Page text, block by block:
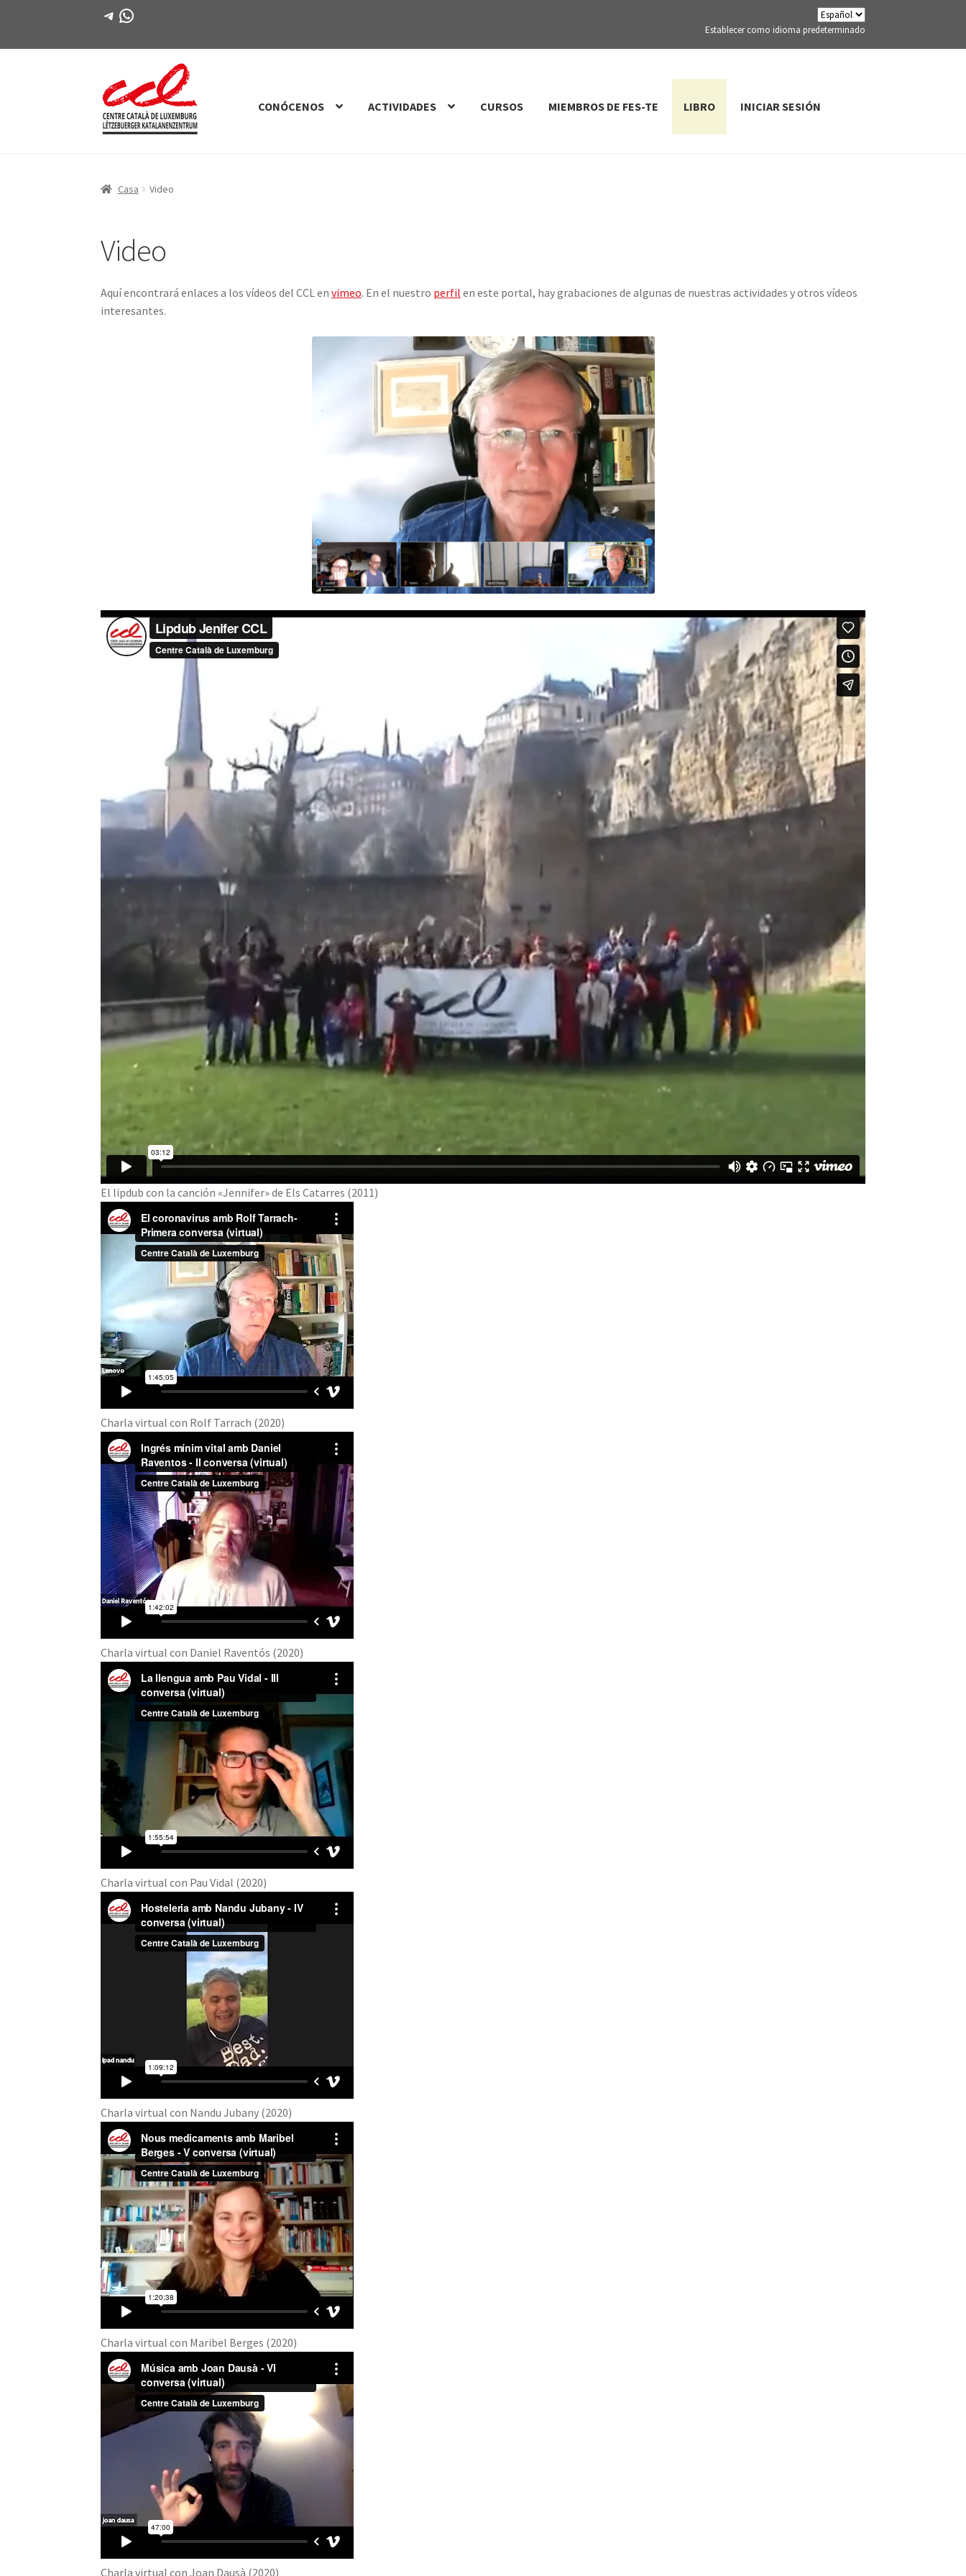
Telegrama
WhatsApp
Establecer como idioma predeterminado
Saltar
a
saltar
al
CONÓCENOS ACTIVIDADES CURSOS MIEMBROS DE FES-TE LIBRO INICIAR SESIÓN
Casa Video
Video
Aquí encontrará enlaces a los vídeos del CCL envimeo. En el nuestro perfil en este portal, hay grabaciones de algunas de nuestras actividades y otros vídeos
interesantes.
El lipdub con la canción «Jennifer» de Els Catarres (2011)
Charla virtual con Rolf Tarrach (2020)
Charla virtual con Daniel Raventós (2020)
Charla virtual con Pau Vidal (2020)
Charla virtual con Nandu Jubany (2020)
Charla virtual con Maribel Berges (2020)
Charla virtual con Joan Dausà (2020)